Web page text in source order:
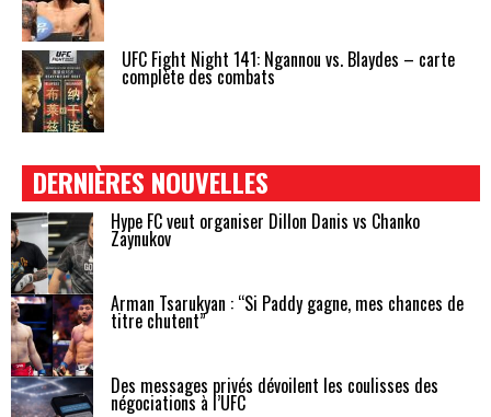
UFC Fight Night 141: Ngannou vs. Blaydes – carte
complète des combats
DERNIÈRES NOUVELLES
Hype FC veut organiser Dillon Danis vs Chanko
Zaynukov
Arman Tsarukyan : “Si Paddy gagne, mes chances de
titre chutent”
Des messages privés dévoilent les coulisses des
négociations à l’UFC